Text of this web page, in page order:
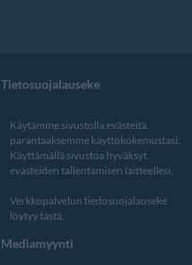
Tietosuojalauseke
Käytämme sivustolla evästeitä
parantaaksemme käyttökokemustasi.
Käyttämällä sivustoa hyväksyt
evästeiden tallentamisen laitteellesi.
Verkkopalvelun tiedosuojalauseke
löytyy tästä.
Mediamyynti